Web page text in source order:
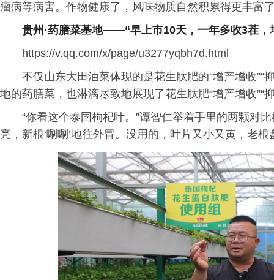
瘤病等病害。作物健康了，风味物质自然积累得更丰富
贵州·药膳菜基地——“早上市10天，一年多收3茬，
https://v.qq.com/x/page/u3277yqbh7d.html
不仅山东大田油菜体现的是花生肽肥的“增产增收”“
地的药膳菜，也淋漓尽致地展现了花生肽肥“增产增收”“
“你看这个泰国枸杞叶。”谭智仁举着手里的两颗对
亮，新根‘唰唰’地往外冒。没用的，叶片又小又黄，老